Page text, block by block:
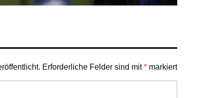
Erforderliche Felder sind mit* markiert